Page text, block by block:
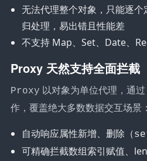
无法代理整个对象，只能逐
归处理，易出错且性能差
不支持 Map、Set、Date、
Proxy 天然支持全面拦截
Proxy 以对象为单位代理，通
作，覆盖绝大多数数据交互场景：
自动响应属性新增、删除（
可精确拦截数组索引赋值、